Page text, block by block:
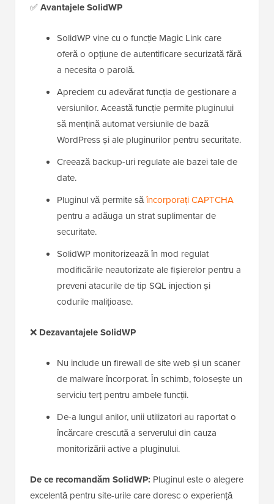
✅Avantajele SolidWP
SolidWP vine cu o funcție Magic Link care
oferă o opțiune de autentificare securizată fără
a necesita o parolă.
Apreciem cu adevărat funcția de gestionare a
versiunilor. Această funcție permite pluginului
să mențină automat versiunile de bază
WordPress și ale pluginurilor pentru securitate.
Creează backup-uri regulate ale bazei tale de
date.
Pluginul vă permite săîncorporați CAPTCHA
pentru a adăuga un strat suplimentar de
securitate.
SolidWP monitorizează în mod regulat
modificările neautorizate ale fișierelor pentru a
preveni atacurile de tip SQL injection și
codurile malițioase.
❌ Dezavantajele SolidWP
Nu include un firewall de site web și un scaner
de malware încorporat. În schimb, folosește un
serviciu terț pentru ambele funcții.
De-a lungul anilor, unii utilizatori au raportat o
încărcare crescută a serverului din cauza
monitorizării active a pluginului.
De ce recomandăm SolidWP: Pluginul este o alegere
excelentă pentru site-urile care doresc o experiență